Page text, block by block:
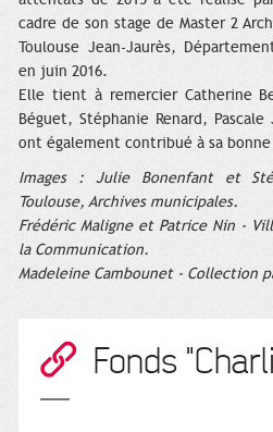
cadre de son stage de Master 2
Toulouse Jean-Jaurès,
en juin 2016.
Elle tient à remercier Catherine
Béguet, Stéphanie Renard,
ont également contribué à sa
Images : Julie Bonenfant et
Toulouse, Archives municipales.
Frédéric Maligne et Patrice Nin -
la Communication.
Madeleine Cambounet - Collection
Fonds